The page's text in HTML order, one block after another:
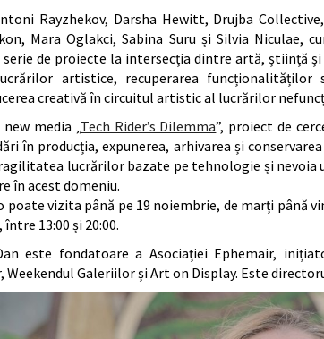
Rayzhekov, Darsha Hewitt, Drujba
Mara Oglakci, Sabina Suru și Silvia Niculae,
de proiecte la intersecția dintre artă, știință
artistice, recuperarea
creativă în circuitul artistic al lucrărilor
media „ Tech Rider’s Dilemma”, proiect de
în producția, expunerea, arhivarea și
lucrărilor bazate pe tehnologie și
în acest domeniu.
poate vizita până pe 19 noiembrie, de marți până
13:00 și 20:00.
este fondatoare a Asociației Ephemair,
Weekendul Galeriilor și Art on Display. Este